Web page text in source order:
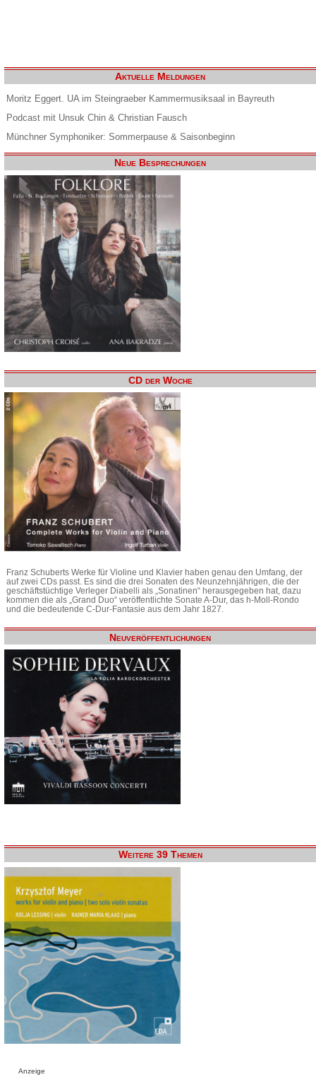
Aktuelle Meldungen
Moritz Eggert. UA im Steingraeber Kammermusiksaal in Bayreuth
Podcast mit Unsuk Chin & Christian Fausch
Münchner Symphoniker: Sommerpause & Saisonbeginn
Neue Besprechungen
CD der Woche
Franz Schuberts Werke für Violine und Klavier haben genau den Umfang, der
auf zwei CDs passt. Es sind die drei Sonaten des Neunzehnjährigen, die der
geschäftstüchtige Verleger Diabelli als „Sonatinen“ herausgegeben hat, dazu
kommen die als „Grand Duo“ veröffentlichte Sonate A-Dur, das h-Moll-Rondo
und die bedeutende C-Dur-Fantasie aus dem Jahr 1827.
Neuveröffentlichungen
Weitere 39 Themen
Anzeige